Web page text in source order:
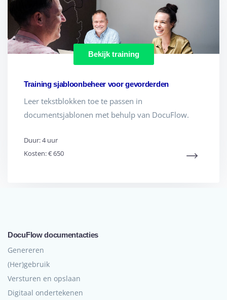
Bekijk training
Training sjabloonbeheer voor gevorderden
Leer tekstblokken toe te passen in
documentsjablonen met behulp van DocuFlow.
Duur: 4 uur
Kosten: € 650
DocuFlow documentacties
Genereren
(Her)gebruik
Versturen en opslaan
Digitaal ondertekenen